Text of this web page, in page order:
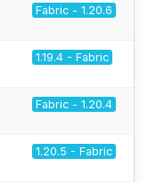
Fabric - 1.20.6
1.19.4 - Fabric
Fabric - 1.20.4
1.20.5 - Fabric